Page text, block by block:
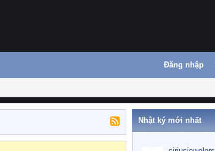
Đăng nhập
Nhật ký mới nhất